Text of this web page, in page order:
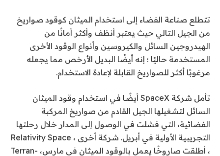
تتطلع صناعة الفضاء إلى استخدام الميثان كوقود صواريخ
من الجيل التالي حيث يعتبر أنظف وأكثر أمانًا من
الهيدروجين السائل والكيروسين وأنواع الوقود الأخرى
المستخدمة حاليًا ؛ إنه أيضًا البديل الأرخص مما يجعله
مرغوبًا أكثر للصواريخ القابلة لإعادة الاستخدام.
تأمل شركة SpaceX أيضًا في استخدام وقود الميثان
السائل لتشغيلها الجيل القادم من صواريخ المركبة
الفضائية، التي فشلت في الوصول إلى المدار خلال رحلتها
التجريبية الأولية في أبريل. شركة أخرى ، Relativity Space
، أطلقت صاروخًا يعمل بالوقود الميثان في مارس ، Terran-